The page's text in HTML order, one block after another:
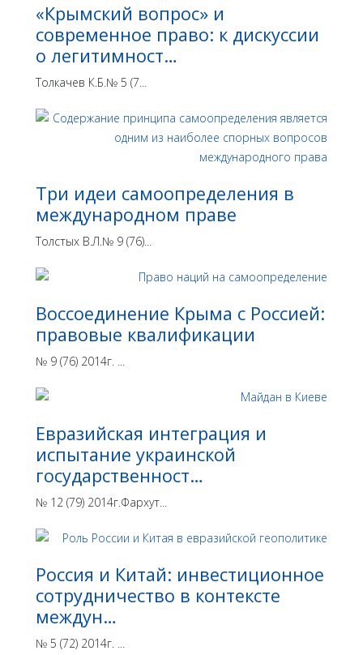
«Крымский вопрос» и
современное право: к дискуссии
о легитимност…
Толкачев К.Б.№ 5 (7...
Три идеи самоопределения в
международном праве
Толстых В.Л.№ 9 (76)...
Воссоединение Крыма с Россией:
правовые квалификации
№ 9 (76) 2014г. ...
Евразийская интеграция и
испытание украинской
государственност…
№ 12 (79) 2014г.Фархут...
Россия и Китай: инвестиционное
сотрудничество в контексте
междун…
№ 5 (72) 2014г. ...